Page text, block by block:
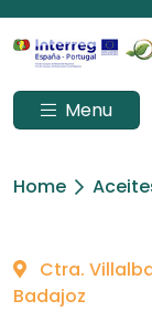
Menu
Home
Ctra.
Badajoz